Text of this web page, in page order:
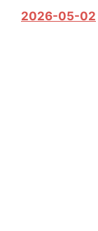
2026-05-02